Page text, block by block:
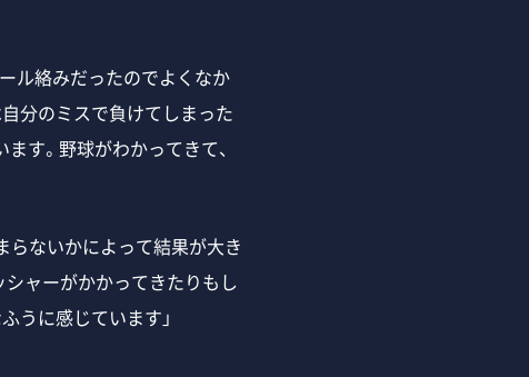
ル絡みだったのでよくなか
分のミスで負けてしまった
す。野球がわかってきて、
らないかによって結果が大き
シャーがかかってきたりもし
うに感じています」